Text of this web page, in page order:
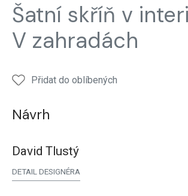
Šatní
Šatní skříň v
V zahradách
Přidat do oblíbených
Návrh
David Tlustý
DETAIL DESIGNÉRA